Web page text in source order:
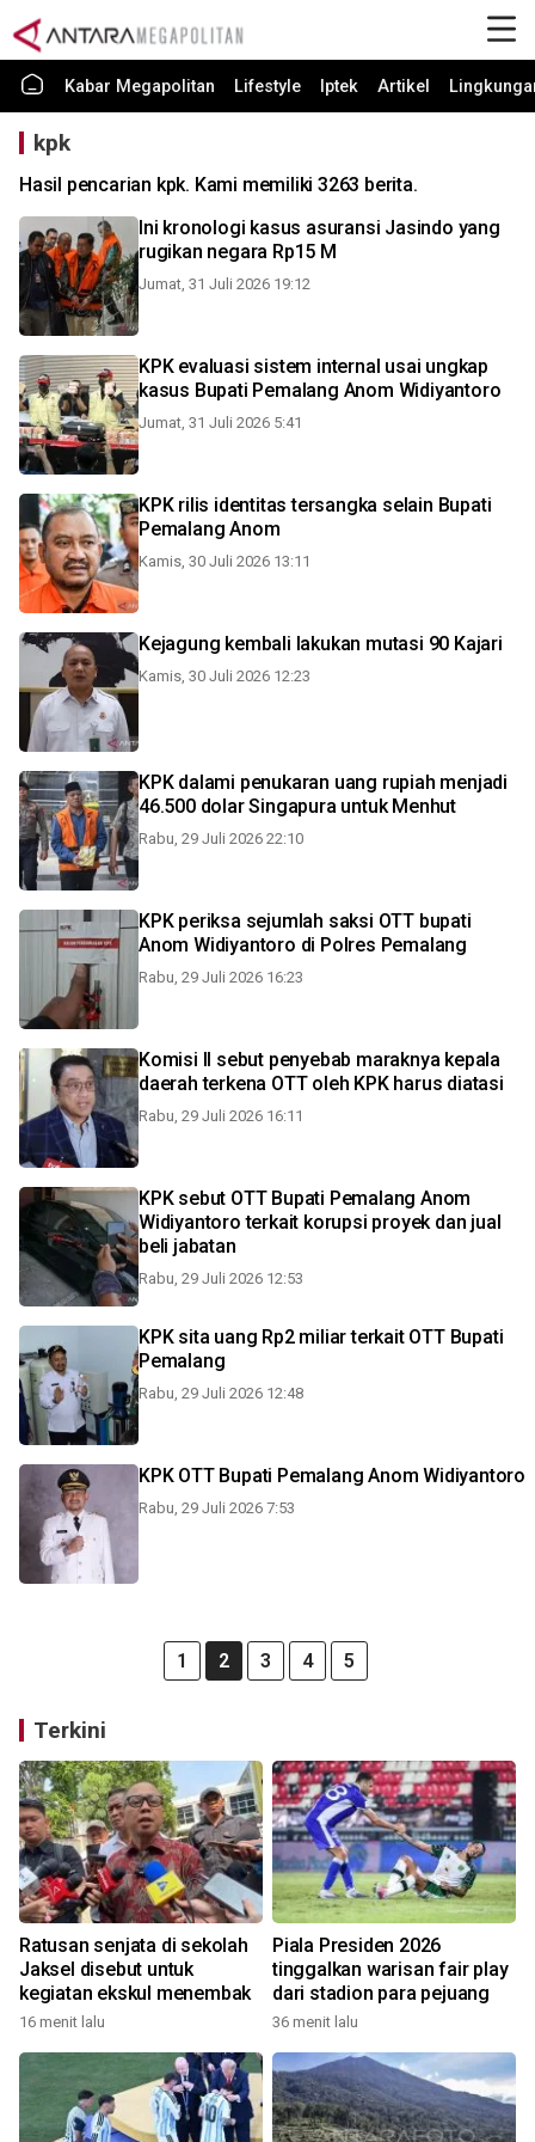
Kabar Megapolitan Lifestyle Iptek Artikel
kpk
Hasil pencarian kpk. Kami memiliki 3263 berita.
Ini kronologi kasus asuransi Jasindo yang
rugikan negara Rp15 M
Jumat, 31 Juli 2026 19:12
KPK evaluasi sistem internal usai ungkap
kasus Bupati Pemalang Anom Widiyantoro
Jumat, 31 Juli 2026 5:41
KPK rilis identitas tersangka selain Bupati
Pemalang Anom
Kamis, 30 Juli 2026 13:11
Kejagung kembali lakukan mutasi 90 Kajari
Kamis, 30 Juli 2026 12:23
KPK dalami penukaran uang rupiah menjadi
46.500 dolar Singapura untuk Menhut
Rabu, 29 Juli 2026 22:10
KPK periksa sejumlah saksi OTT bupati
Anom Widiyantoro di Polres Pemalang
Rabu, 29 Juli 2026 16:23
Komisi II sebut penyebab maraknya kepala
daerah terkena OTT oleh KPK harus diatasi
Rabu, 29 Juli 2026 16:11
KPK sebut OTT Bupati Pemalang Anom
Widiyantoro terkait korupsi proyek dan jual
beli jabatan
Rabu, 29 Juli 2026 12:53
KPK sita uang Rp2 miliar terkait OTT Bupati
Pemalang
Rabu, 29 Juli 2026 12:48
KPK OTT Bupati Pemalang Anom Widiyantoro
Rabu, 29 Juli 2026 7:53
1 2 3 4 5
Terkini
Ratusan senjata di sekolah
Jaksel disebut untuk
kegiatan ekskul menembak
16 menit lalu
Piala Presiden 2026
tinggalkan warisan fair play
dari stadion para pejuang
36 menit lalu